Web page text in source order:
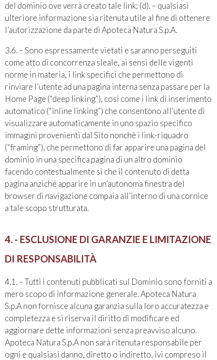
del dominio ove verrà creato tale link; (d). – qualsiasi
ulteriore informazione sia ritenuta utile al fine di ottenere
l’autorizzazione da parte di Apoteca Natura S.p.A.
3.6. – Sono espressamente vietati e saranno perseguiti
come atto di concorrenza sleale, ai sensi delle vigenti
norme in materia, i link specifici che permettono di
rinviare l’utente ad una pagina interna senza passare per la
Home Page (“deep linking”), così come i link di inserimento
automatico (“inline linking”) che consentono all’utente di
visualizzare automaticamente in uno spazio specifico
immagini provenienti dal Sito nonchè i link-riquadro
(“framing”), che permettono di far apparire una pagina del
dominio in una specifica pagina di un altro dominio
facendo contestualmente sì che il contenuto di detta
pagina anziché apparire in un’autonoma finestra del
browser di navigazione compaia all’interno di una cornice
a tale scopo strutturata.
4. - ESCLUSIONE DI GARANZIE E LIMITAZIONE
DI RESPONSABILITÀ
4.1. – Tutti i contenuti pubblicati sul Dominio sono forniti a
mero scopo di informazione generale. Apoteca Natura
S.p.A non fornisce alcuna garanzia sulla loro accuratezza e
completezza e si riserva il diritto di modificare ed
aggiornare dette informazioni senza preavviso alcuno.
Apoteca Natura S.p.A non sarà ritenuta responsabile per
ogni e qualsiasi danno, diretto o indiretto, ivi compreso il